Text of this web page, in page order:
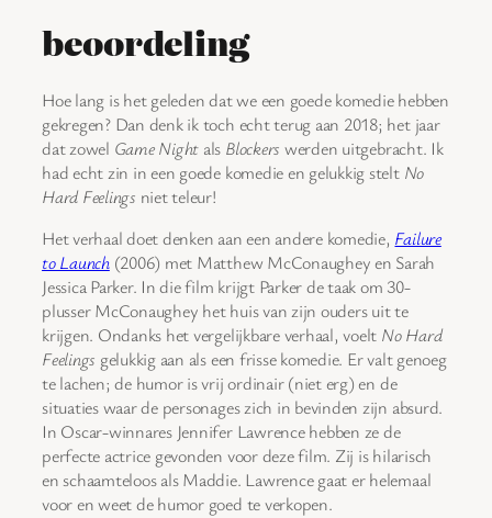
beoordeling
Hoe lang is het geleden dat we een goede komedie hebben
gekregen? Dan denk ik toch echt terug aan 2018; het jaar
dat zowel Game Night als Blockers werden uitgebracht. Ik
had echt zin in een goede komedie en gelukkig stelt No
Hard Feelings niet teleur!
Het verhaal doet denken aan een andere komedie, Failure
to Launch(2006) met Matthew McConaughey en Sarah
Jessica Parker. In die film krijgt Parker de taak om 30-
plusser McConaughey het huis van zijn ouders uit te
krijgen. Ondanks het vergelijkbare verhaal, voelt No Hard
Feelings gelukkig aan als een frisse komedie. Er valt genoeg
te lachen; de humor is vrij ordinair (niet erg) en de
situaties waar de personages zich in bevinden zijn absurd.
In Oscar-winnares Jennifer Lawrence hebben ze de
perfecte actrice gevonden voor deze film. Zij is hilarisch
en schaamteloos als Maddie. Lawrence gaat er helemaal
voor en weet de humor goed te verkopen.